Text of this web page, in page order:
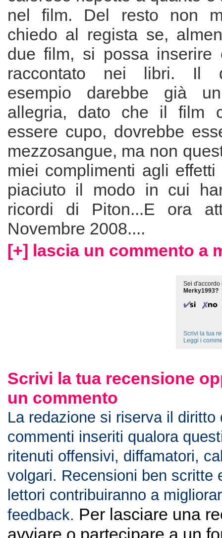
nel film. Del resto non
chiedo al regista se,
due film, si possa inserire
raccontato nei libri. Il
esempio darebbe già
allegria, dato che il film
essere cupo, dovrebbe
mezzosangue, ma non
miei complimenti agli
piaciuto il modo in cui
ricordi di Piton...E ora
Novembre 2008....
[+] lascia un commento a
Sei d'accordo
Merky1993?
Scrivi la tua
Leggi i
Scrivi la tua recensione
un commento
La redazione si riserva il diritto
commenti inseriti qualora
ritenuti offensivi, diffamatori,
volgari. Recensioni ben scritte
lettori contribuiranno a
feedback. Per lasciare una
avviare o partecipare a un